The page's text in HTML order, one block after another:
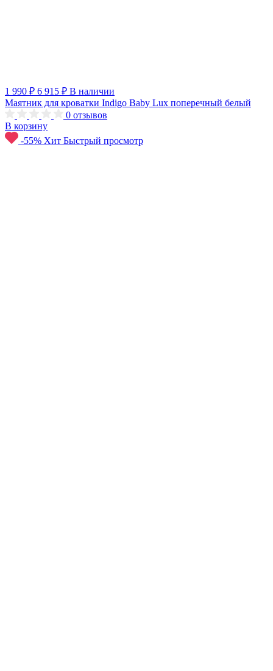
1 990 ₽ 6 915 ₽ В наличии
Маятник для кроватки Indigo Baby Lux поперечный белый
0 отзывов
В корзину
-55% Хит Быстрый просмотр